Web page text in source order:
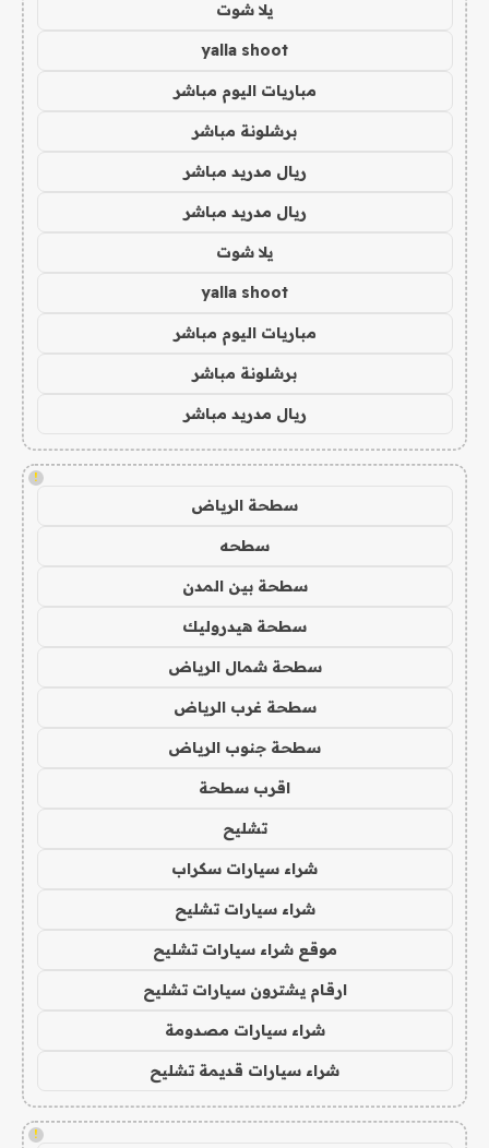
يلا شوت
yalla shoot
مباريات اليوم مباشر
برشلونة مباشر
ريال مدريد مباشر
ريال مدريد مباشر
يلا شوت
yalla shoot
مباريات اليوم مباشر
برشلونة مباشر
ريال مدريد مباشر
!
سطحة الرياض
سطحه
سطحة بين المدن
سطحة هيدروليك
سطحة شمال الرياض
سطحة غرب الرياض
سطحة جنوب الرياض
اقرب سطحة
تشليح
شراء سيارات سكراب
شراء سيارات تشليح
موقع شراء سيارات تشليح
ارقام يشترون سيارات تشليح
شراء سيارات مصدومة
شراء سيارات قديمة تشليح
!